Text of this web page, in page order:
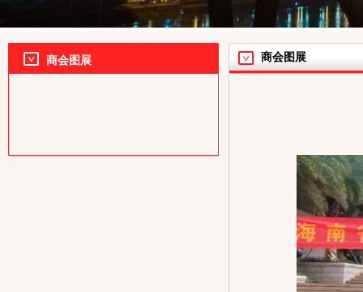
商会图展 商会图展